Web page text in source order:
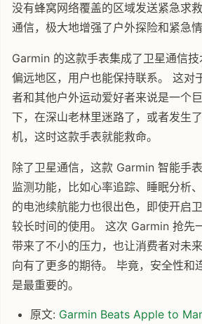
没有蜂窝网络覆盖的区域发送紧急求
通信，极大地增强了户外探险和紧急情
Garmin 的这款手表集成了卫星通信
偏远地区，用户也能保持联系。 这对
者和其他户外运动爱好者来说是一个
下，在深山老林里迷路了，或者发生
机，这时这款手表就能救命。
除了卫星通信，这款 Garmin 智能手
监测功能，比如心率追踪、睡眠分析
的电池续航能力也很出色，即使开启
较长时间的使用。 这次 Garmin 抢先
带来了不小的压力，也让消费者对未
向有了更多的期待。 毕竟，安全性和
是最重要的。
原文: Garmin Beats Apple to